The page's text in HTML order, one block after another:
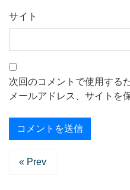
サイト
次回のコメントで使用する
メールアドレス、サイトを
« Prev